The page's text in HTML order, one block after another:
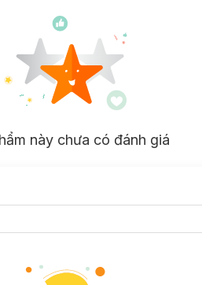
này chưa có đánh giá